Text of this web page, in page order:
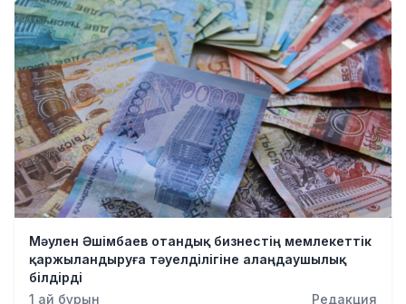
Мәулен Әшімбаев отандық бизнестің мемлекеттік
қаржыландыруға тәуелділігіне алаңдаушылық
білдірді
1 ай бұрын
Редакция